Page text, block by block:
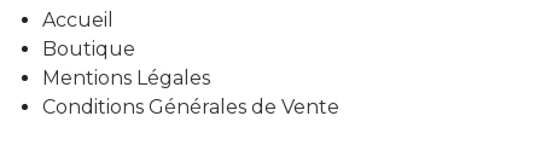
Accueil
Boutique
Mentions Légales
Conditions Générales de Vente